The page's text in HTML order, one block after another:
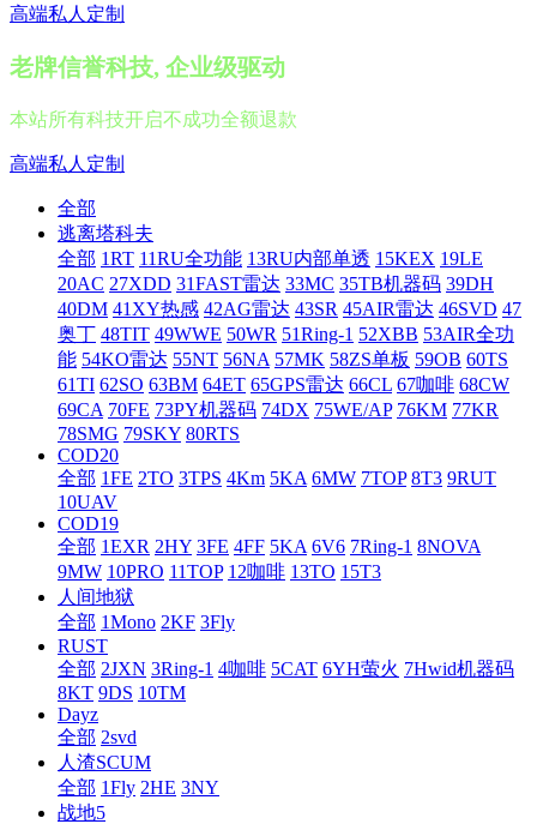
高端私人定制
老牌信誉科技, 企业级驱动
本站所有科技开启不成功全额退款
高端私人定制
全部
逃离塔科夫
全部 1RT 11RU全功能 13RU内部单透 15KEX 19LE
20AC 27XDD 31FAST雷达 33MC 35TB机器码 39DH
40DM 41XY热感 42AG雷达 43SR 45AIR雷达 46SVD 47
奥丁 48TIT 49WWE 50WR 51Ring-1 52XBB 53AIR全功
能 54KO雷达 55NT 56NA 57MK 58ZS单板 59OB 60TS
61TI 62SO 63BM 64ET 65GPS雷达 66CL 67咖啡 68CW
69CA 70FE 73PY机器码 74DX 75WE/AP 76KM 77KR
78SMG 79SKY 80RTS
COD20
全部 1FE 2TO 3TPS 4Km 5KA 6MW 7TOP 8T3 9RUT
10UAV
COD19
全部 1EXR 2HY 3FE 4FF 5KA 6V6 7Ring-1 8NOVA
9MW 10PRO 11TOP 12咖啡 13TO 15T3
人间地狱
全部 1Mono 2KF 3Fly
RUST
全部 2JXN 3Ring-1 4咖啡 5CAT 6YH萤火 7Hwid机器码
8KT 9DS 10TM
Dayz
全部 2svd
人渣SCUM
全部 1Fly 2HE 3NY
战地5